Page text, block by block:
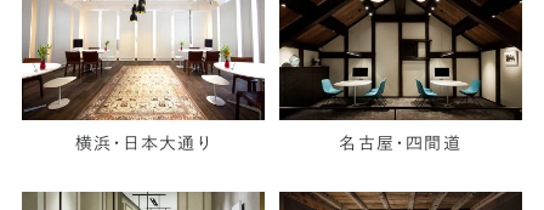
横浜・日本大通り 名古屋・四間道